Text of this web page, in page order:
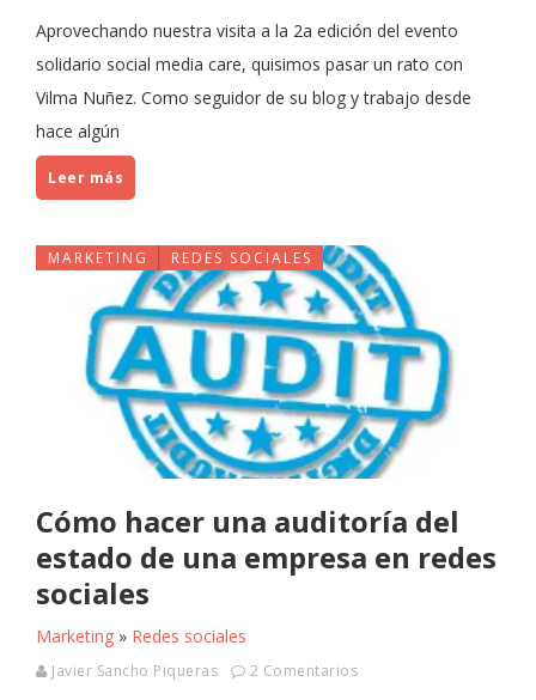
Aprovechando nuestra visita a la 2a edición del evento
solidario social media care, quisimos pasar un rato con
Vilma Nuñez. Como seguidor de su blog y trabajo desde
hace algún
Leer más
MARKETING REDES SOCIALES
Cómo hacer una auditoría del
estado de una empresa en redes
sociales
Marketing » Redes sociales
Javier Sancho Piqueras 2 Comentarios